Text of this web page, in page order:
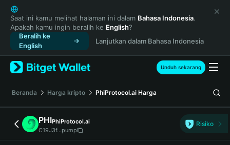
English
日本語
Tiếng Việt
Русский
Español (Latinoamérica)
Türkçe
Français
Deutsch
简体中文
繁體中文
Português (Portugal)
Saat ini kamu melihat halaman ini dalam Bahasa Indonesia.
Apakah kamu ingin beralih ke English?
Beralih ke
English
Lanjutkan dalam Bahasa Indonesia
Unduh sekarang
Beranda Harga kripto PhiProtocol.ai Harga
PHIPhiProtocol.ai
C19J3f...pump
Risiko